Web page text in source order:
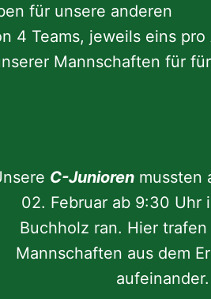
für unsere anderen
4 Teams, jeweils eins pro
Mannschaften für
C-Juniorenmussten
02. Februar ab 9:30 Uhr
Buchholz ran. Hier
Mannschaften aus dem
aufeinander.